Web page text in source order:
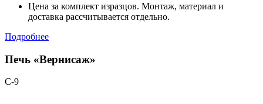
Цена за комплект изразцов. Монтаж, материал и
доставка рассчитывается отдельно.
Подробнее
Печь «Вернисаж»
С-9